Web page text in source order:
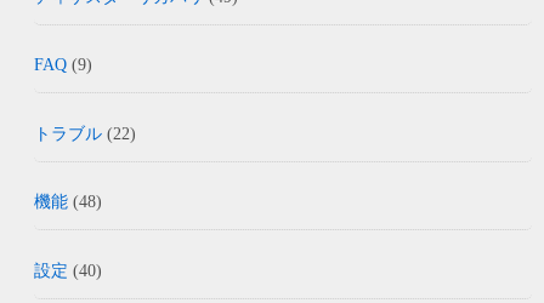
FAQ (9)
トラブル (22)
機能 (48)
設定 (40)